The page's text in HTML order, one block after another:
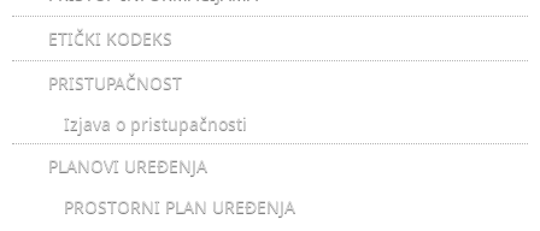
ETIČKI KODEKS
PRISTUPAČNOST
Izjava o pristupačnosti
PLANOVI UREĐENJA
PROSTORNI PLAN UREĐENJA